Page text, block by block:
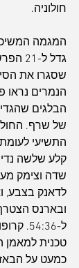
חולוניה.
המגמה
שסגרו את
הנמרים נראו
של שרף.
קלע שלשה
שדה וצימק
לדאנק בצבע,
ובארנס
ל-
טכנית למאמן